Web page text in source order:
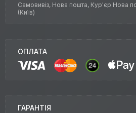
Самовивіз, Нова пошта, Кур'єр Нова
(Київ)
ОПЛАТА
ГАРАНТІЯ